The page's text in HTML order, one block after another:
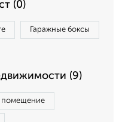
(0)
Гаражные боксы
(9)
помещение